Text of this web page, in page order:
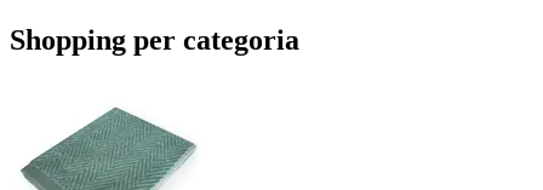
Shopping per categoria